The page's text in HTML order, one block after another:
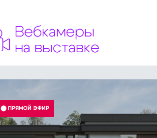
Вебкамеры
на выставке
⬤ ПРЯМОЙ ЭФИР